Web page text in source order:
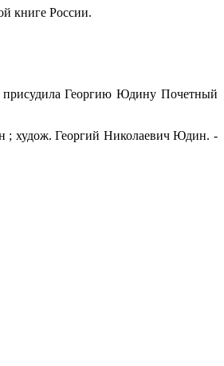
книге России.
Георгию Юдину Почетный
; худож. Георгий Николаевич Юдин. -